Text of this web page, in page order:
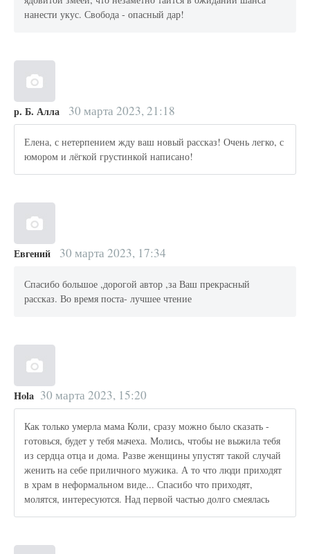
нанести укус. Свобода - опасный дар!
р. Б. Алла 30 марта 2023, 21:18
Елена, с нетерпением жду ваш новый рассказ! Очень легко, с
юмором и лёгкой грустинкой написано!
Евгений 30 марта 2023, 17:34
Спасибо большое ,дорогой автор ,за Ваш прекрасный
рассказ. Во время поста- лучшее чтение
Hola 30 марта 2023, 15:20
Как только умерла мама Коли, сразу можно было сказать -
готовься, будет у тебя мачеха. Молись, чтобы не выжила тебя
из сердца отца и дома. Разве женщины упустят такой случай
женить на себе приличного мужика. А то что люди приходят
в храм в неформальном виде... Спасибо что приходят,
молятся, интересуются. Над первой частью долго смеялась